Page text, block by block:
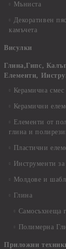
Мъниста
Декоративен
камъчета
Висулки
Глина,Гипс,
Елементи,
Керамична
Керамични
Елементи от
глина и
Пластични
Инструменти
Молдове и
Глина
Самосъхнеща
Полимерна
Приложни